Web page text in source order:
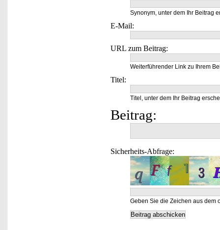
Synonym, unter dem Ihr Beitrag
E-Mail:
URL zum Beitrag:
Weiterführender Link zu Ihrem
Titel:
Titel, unter dem Ihr Beitrag
Beitrag:
Sicherheits-Abfrage:
Geben Sie die Zeichen aus dem